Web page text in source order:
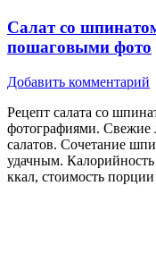
Салат со
пошаговыми фото
Добавить комментарий
Рецепт салата со
фотографиями. Свежие
салатов. Сочетание
удачным.
ккал, стоимость